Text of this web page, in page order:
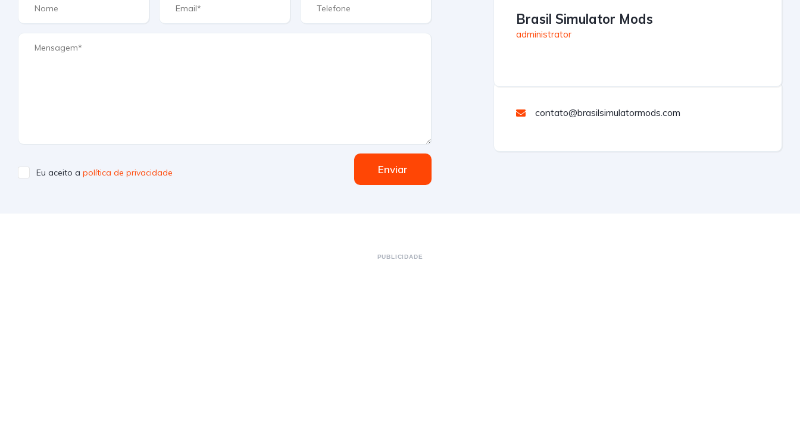
Eu aceito a política de privacidade Enviar
Brasil Simulator Mods
administrator
contato@brasilsimulatormods.com
PUBLICIDADE